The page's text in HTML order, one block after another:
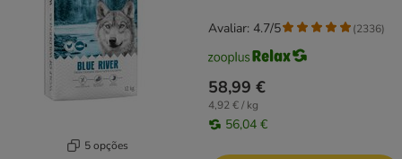
5 opções
58,99 €
4,92 € / kg
56,04 €
Avaliar: 4.7/5 (2336)